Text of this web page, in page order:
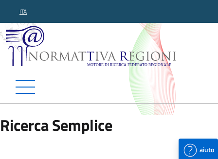
ITA
Normattiva Regioni -
Ricerca Semplice
aiuto